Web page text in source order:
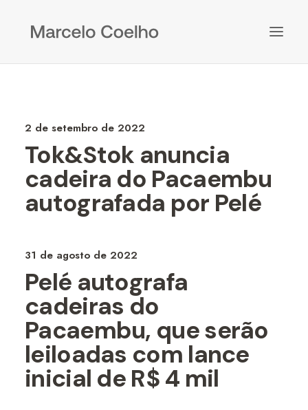
2 de setembro de 2022
Tok&Stok anuncia
cadeira do Pacaembu
autografada por Pelé
31 de agosto de 2022
Pelé autografa
cadeiras do
Pacaembu, que serão
leiloadas com lance
inicial de R$ 4 mil